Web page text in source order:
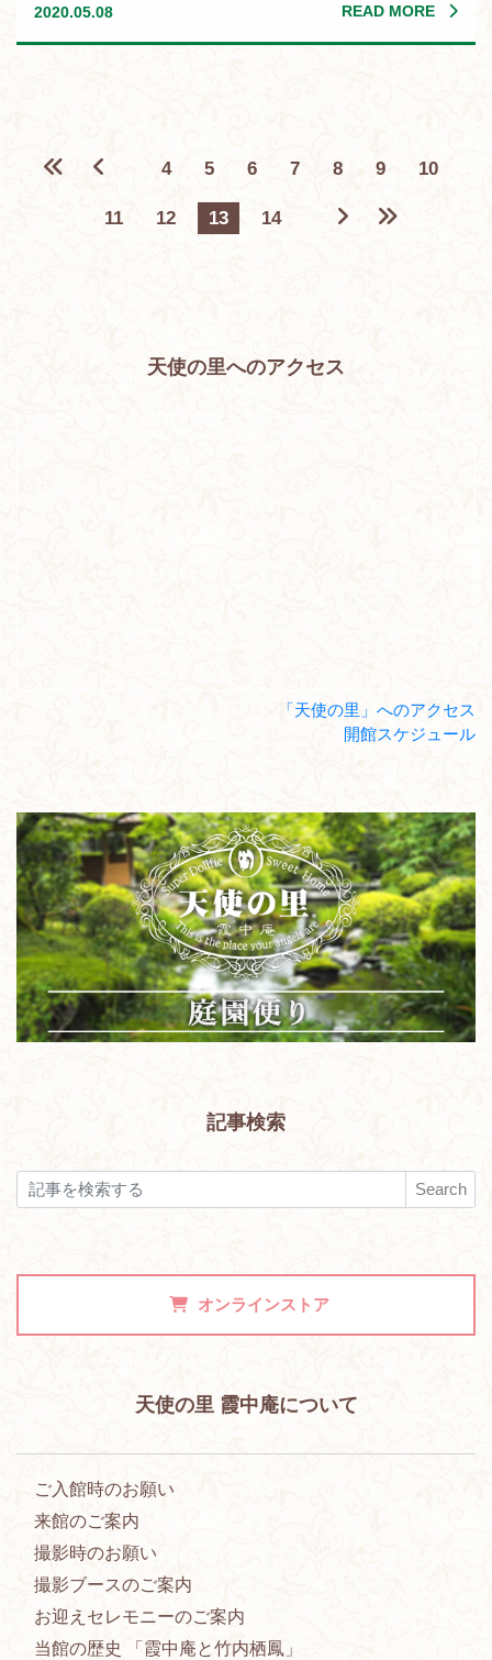
2020.05.08 READ MORE
4 5 6 7 8 9 10
11 12 13 14
天使の里へのアクセス
「天使の里」へのアクセス
開館スケジュール
記事検索
Search
オンラインストア
天使の里 霞中庵について
ご入館時のお願い
来館のご案内
撮影時のお願い
撮影ブースのご案内
お迎えセレモニーのご案内
当館の歴史 「霞中庵と竹内栖鳳」